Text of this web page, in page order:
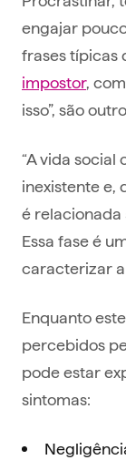
engajar
frases típicas
impostor,
isso”, são
“A vida
inexistente e,
é relacionada
Essa fase é
caracterizar a
Enquanto
percebidos
pode estar
sintomas: